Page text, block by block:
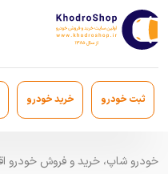
ثبت خودرو خرید خودرو